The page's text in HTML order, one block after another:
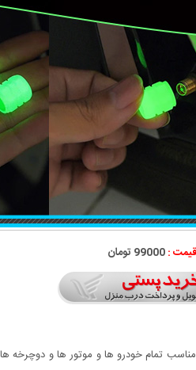
قیمت :99000 تومان
خودرو ها و موتور ها و دوچرخه ها